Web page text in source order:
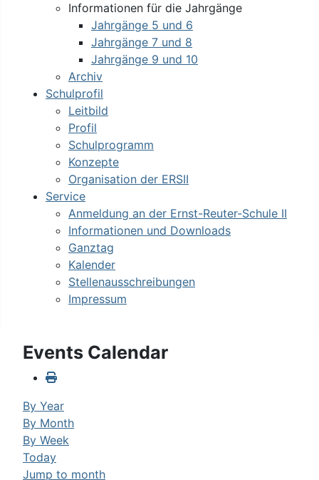
Informationen für die Jahrgänge
Jahrgänge 5 und 6
Jahrgänge 7 und 8
Jahrgänge 9 und 10
Archiv
Schulprofil
Leitbild
Profil
Schulprogramm
Konzepte
Organisation der ERSII
Service
Anmeldung an der Ernst-Reuter-Schule II
Informationen und Downloads
Ganztag
Kalender
Stellenausschreibungen
Impressum
Events Calendar
By Year
By Month
By Week
Today
Jump to month